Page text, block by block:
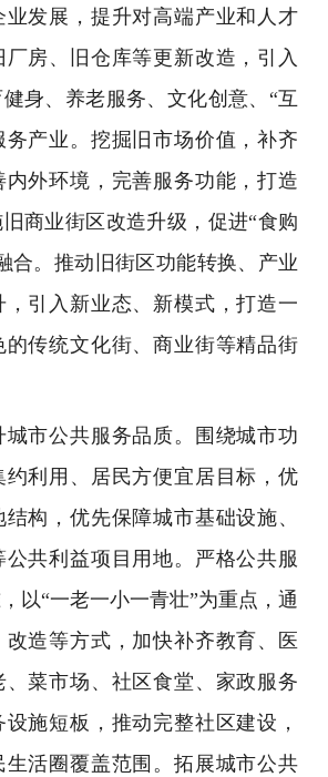
业发展，提升对高端产业和人才
房、旧仓库等更新改造，引入
身、养老服务、文化创意、“互
务产业。挖掘旧市场价值，补齐
外环境，完善服务功能，打造
商业街区改造升级，促进“食购
合。推动旧街区功能转换、产业
引入新业态、新模式，打造一
的传统文化街、商业街等精品街
公共服务品质。围绕城市功
约利用、居民方便宜居目标，优
构，优先保障城市基础设施、
共利益项目用地。严格公共服
以“一老一小一青壮”为重点，通
造等方式，加快补齐教育、医
菜市场、社区食堂、家政服务
施短板，推动完整社区建设，
生活圈覆盖范围。拓展城市公共